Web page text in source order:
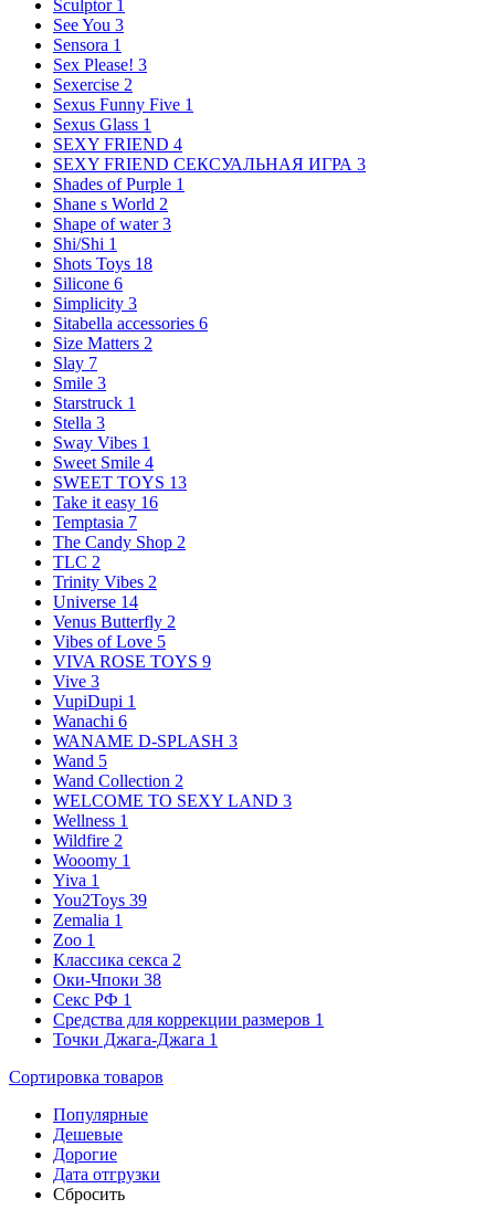
Sculptor 1
See You 3
Sensora 1
Sex Please! 3
Sexercise 2
Sexus Funny Five 1
Sexus Glass 1
SEXY FRIEND 4
SEXY FRIEND СЕКСУАЛЬНАЯ ИГРА 3
Shades of Purple 1
Shane s World 2
Shape of water 3
Shi/Shi 1
Shots Toys 18
Silicone 6
Simplicity 3
Sitabella accessories 6
Size Matters 2
Slay 7
Smile 3
Starstruck 1
Stella 3
Sway Vibes 1
Sweet Smile 4
SWEET TOYS 13
Take it easy 16
Temptasia 7
The Candy Shop 2
TLC 2
Trinity Vibes 2
Universe 14
Venus Butterfly 2
Vibes of Love 5
VIVA ROSE TOYS 9
Vive 3
VupiDupi 1
Wanachi 6
WANAME D-SPLASH 3
Wand 5
Wand Collection 2
WELCOME TO SEXY LAND 3
Wellness 1
Wildfire 2
Wooomy 1
Yiva 1
You2Toys 39
Zemalia 1
Zoo 1
Классика секса 2
Оки-Чпоки 38
Секс РФ 1
Средства для коррекции размеров 1
Точки Джага-Джага 1
Сортировка товаров
Популярные
Дешевые
Дорогие
Дата отгрузки
Сбросить